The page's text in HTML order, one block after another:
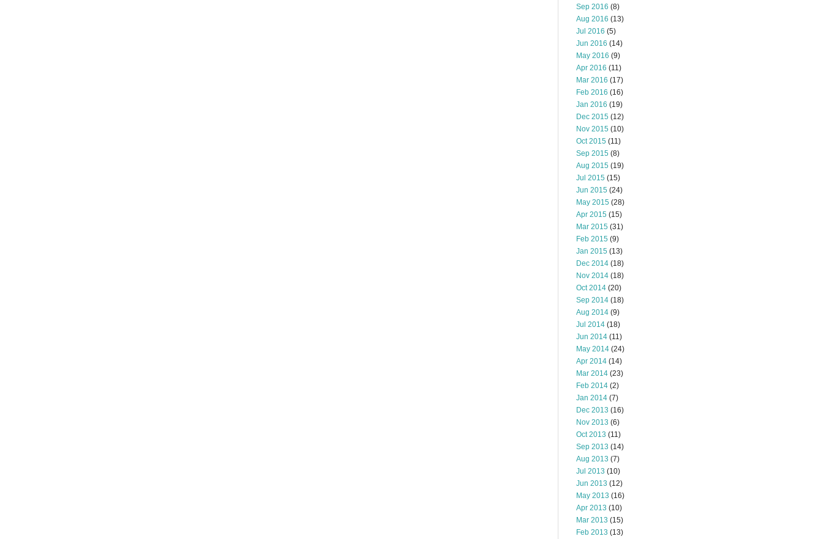
Sep 2016 (8)
Aug 2016 (13)
Jul 2016 (5)
Jun 2016 (14)
May 2016 (9)
Apr 2016 (11)
Mar 2016 (17)
Feb 2016 (16)
Jan 2016 (19)
Dec 2015 (12)
Nov 2015 (10)
Oct 2015 (11)
Sep 2015 (8)
Aug 2015 (19)
Jul 2015 (15)
Jun 2015 (24)
May 2015 (28)
Apr 2015 (15)
Mar 2015 (31)
Feb 2015 (9)
Jan 2015 (13)
Dec 2014 (18)
Nov 2014 (18)
Oct 2014 (20)
Sep 2014 (18)
Aug 2014 (9)
Jul 2014 (18)
Jun 2014 (11)
May 2014 (24)
Apr 2014 (14)
Mar 2014 (23)
Feb 2014 (2)
Jan 2014 (7)
Dec 2013 (16)
Nov 2013 (6)
Oct 2013 (11)
Sep 2013 (14)
Aug 2013 (7)
Jul 2013 (10)
Jun 2013 (12)
May 2013 (16)
Apr 2013 (10)
Mar 2013 (15)
Feb 2013 (13)